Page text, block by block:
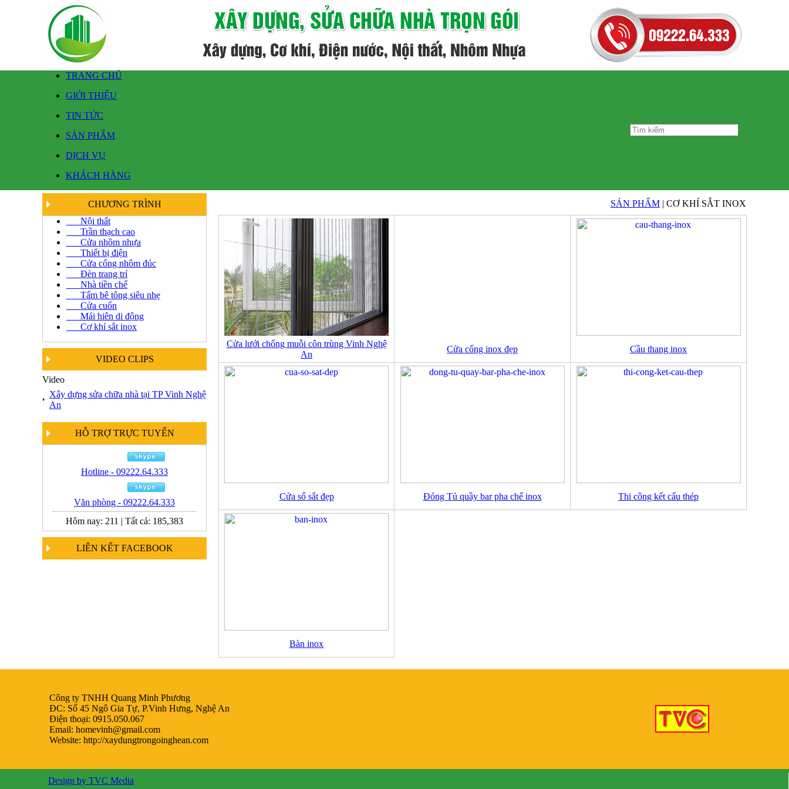
TRANG CHỦ
GIỚI THIỆU
TIN TỨC
SẢN PHẨM
DỊCH VỤ
KHÁCH HÀNG
CHƯƠNG TRÌNH
Nội thất
Trần thạch cao
Cửa nhôm nhựa
Thiết bị điện
Cửa cổng nhôm đúc
Đèn trang trí
Nhà tiền chế
Tấm bê tông siêu nhẹ
Cửa cuốn
Mái hiên di động
Cơ khí sắt inox
VIDEO CLIPS
Video
Xây dựng sửa chữa nhà tại TP Vinh Nghệ
An
HỖ TRỢ TRỰC TUYẾN
Hotline - 09222.64.333
Văn phòng - 09222.64.333
Hôm nay: 211 | Tất cả: 185,383
LIÊN KẾT FACEBOOK
SẢN PHẨM | CƠ KHÍ SẮT INOX
Cửa lưới chống muỗi côn trùng Vinh Nghệ
An
Cửa cổng inox đẹp Cầu thang inox
Cửa sổ sắt đẹp Đóng Tủ quầy bar pha chế inox Thi công kết cấu thép
Bàn inox
Công ty TNHH Quang Minh Phương
ĐC: Số 45 Ngô Gia Tự, P.Vinh Hưng, Nghệ An
Điện thoại: 0915.050.067
Email: homevinh@gmail.com
Website: http://xaydungtrongoinghean.com
Design by TVC Media